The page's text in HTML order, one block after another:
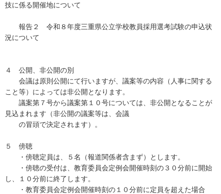
技に係る開催地について
報告２ 令和８年度三重県公立学校教員採用選考試験の申込状
況について
４ 公開、非公開の別
会議は原則公開にて行いますが、議案等の内容（人事に関する
こと等）によっては非公開となります。
議案第７号から議案第１０号については、非公開となることが
見込まれます（非公開の議案等は、会議
の冒頭で決定されます）。
５ 傍聴
・傍聴定員は、５名（報道関係者含まず）とします。
・傍聴の受付は、教育委員会定例会開催時刻の３０分前に開始
し、１０分前に終了します。
・教育委員会定例会開催時刻の１０分前に定員を超えた場合